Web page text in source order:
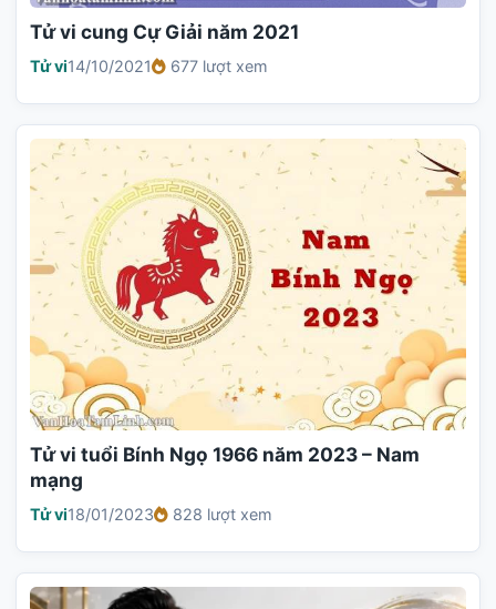
Tử vi cung Cự Giải năm 2021
Tử vi14/10/2021 677 lượt xem
Tử vi tuổi Bính Ngọ 1966 năm 2023 – Nam
mạng
Tử vi18/01/2023 828 lượt xem